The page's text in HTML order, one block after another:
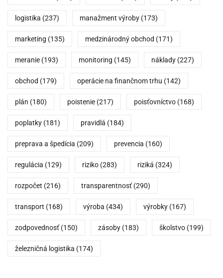
logistika (237) manažment výroby (173)
marketing (135) medzinárodný obchod (171)
meranie (193) monitoring (145) náklady (227)
obchod (179) operácie na finančnom trhu (142)
plán (180) poistenie (217) poisťovníctvo (168)
poplatky (181) pravidlá (184)
preprava a špedícia (209) prevencia (160)
regulácia (129) riziko (283) riziká (324)
rozpočet (216) transparentnosť (290)
transport (168) výroba (434) výrobky (167)
zodpovednosť (150) zásoby (183) školstvo (199)
železničná logistika (174)